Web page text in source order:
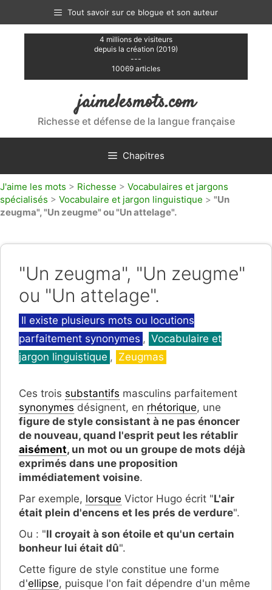
contenu
Tout savoir sur ce blogue et son auteur
4 millions de visiteurs
depuis la création (2019)
---
10069 articles
jaimelesmots.com
Richesse et défense de la langue française
Chapitres
J'aime les mots > Richesse > Vocabulaires et jargons
spécialisés > Vocabulaire et jargon linguistique > "Un
zeugma", "Un zeugme" ou "Un attelage".
"Un zeugma", "Un zeugme"
ou "Un attelage".
Catégories
Il existe plusieurs mots ou locutions
parfaitement synonymes , Vocabulaire et
jargon linguistique , Zeugmas
Ces trois substantifs masculins parfaitement
synonymes désignent, en rhétorique, une
figure de style consistant à ne pas énoncer
de nouveau, quand l'esprit peut les rétablir
aisément, un mot ou un groupe de mots déjà
exprimés dans une proposition
immédiatement voisine.
Par exemple, lorsque Victor Hugo écrit "L'air
était plein d'encens et les prés de verdure".
Ou : "Il croyait à son étoile et qu'un certain
bonheur lui était dû".
Cette figure de style constitue une forme
d'ellipse, puisque l'on fait dépendre d'un même